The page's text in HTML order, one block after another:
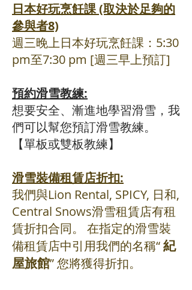
日本好玩烹飪課 (取決於足夠的
參與者8)
週三晚上日本好玩烹飪課：5:30
pm至7:30 pm [週三早上預訂]
預約滑雪教練:
想要安全、漸進地學習滑雪，我
們可以幫您預訂滑雪教練。
【單板或雙板教練】​
滑雪裝備租賃店折扣:
我們與Lion Rental, SPICY, 日和,
Central Snows滑雪租賃店有租
賃折扣合同。 在指定的滑雪裝
備租賃店中引用我們的名稱“ 紀
屋旅館” 您將獲得折扣。